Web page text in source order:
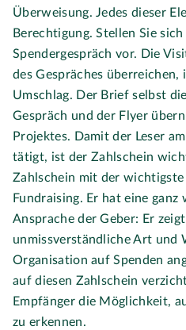
Überweisung. Jedes dieser
Berechtigung. Stellen Sie
Spendergespräch vor. Die
des Gespräches überreichen,
Umschlag. Der Brief selbst
Gespräch und der Flyer
Projektes. Damit der Leser
tätigt, ist der Zahlschein
Zahlschein mit der
Fundraising. Er hat eine
Ansprache der Geber: Er
unmissverständliche Art und
Organisation auf Spenden
auf diesen Zahlschein
Empfänger die Möglichkeit,
zu erkennen.